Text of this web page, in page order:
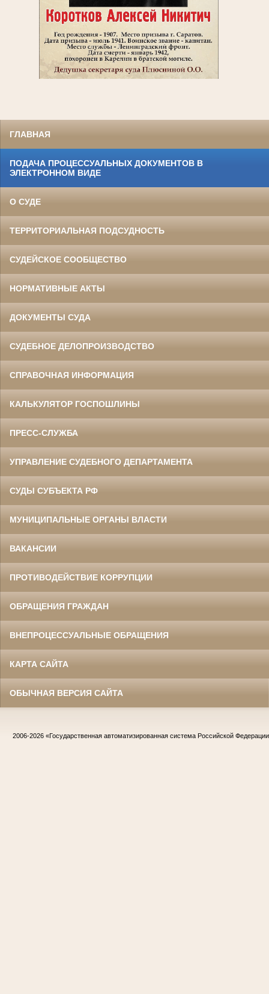
ГЛАВНАЯ
ПОДАЧА ПРОЦЕССУАЛЬНЫХ ДОКУМЕНТОВ В
ЭЛЕКТРОННОМ ВИДЕ
О СУДЕ
ТЕРРИТОРИАЛЬНАЯ ПОДСУДНОСТЬ
СУДЕЙСКОЕ СООБЩЕСТВО
НОРМАТИВНЫЕ АКТЫ
ДОКУМЕНТЫ СУДА
СУДЕБНОЕ ДЕЛОПРОИЗВОДСТВО
СПРАВОЧНАЯ ИНФОРМАЦИЯ
КАЛЬКУЛЯТОР ГОСПОШЛИНЫ
ПРЕСС-СЛУЖБА
УПРАВЛЕНИЕ СУДЕБНОГО ДЕПАРТАМЕНТА
СУДЫ СУБЪЕКТА РФ
МУНИЦИПАЛЬНЫЕ ОРГАНЫ ВЛАСТИ
ВАКАНСИИ
ПРОТИВОДЕЙСТВИЕ КОРРУПЦИИ
ОБРАЩЕНИЯ ГРАЖДАН
ВНЕПРОЦЕССУАЛЬНЫЕ ОБРАЩЕНИЯ
КАРТА САЙТА
ОБЫЧНАЯ ВЕРСИЯ САЙТА
2006-2026 «Государственная автоматизированная система Российской